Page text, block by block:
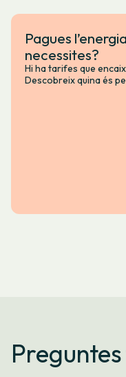
Pagues
necessites?
Hi ha tarifes que
Descobreix quina és